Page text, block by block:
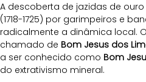
A descoberta de jazidas de ouro
(1718-1725) por garimpeiros e
radicalmente a dinâmica local.
chamado de Bom Jesus dos
a ser conhecido como Bom
do extrativismo mineral.